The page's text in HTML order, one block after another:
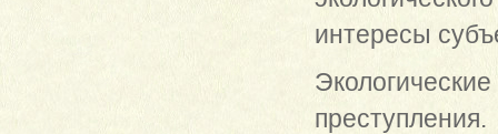
интересы